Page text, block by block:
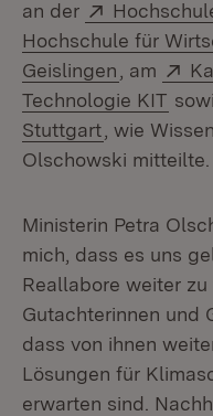
an der
Extern:
Hochschule für
Geislingen (Öffnet
, am
Technologie KIT
Stuttgart (Öffnet in
, wie
Olschowski mitteilte.
Ministerin Petra
mich, dass es uns
Reallabore weiter zu
Gutachterinnen und
dass von ihnen
Lösungen für
erwarten sind.